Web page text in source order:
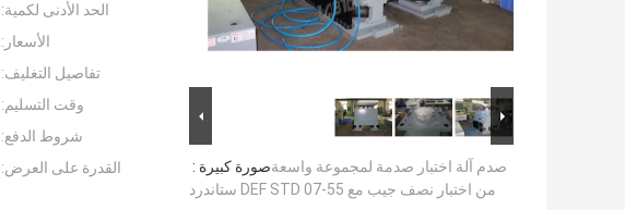
صورة كبيرة :صدم آلة اختبار صدمة لمجموعة واسعة
من اختبار نصف جيب مع DEF STD 07-55 ستاندرد
الحد الأدنى لكمية:
الأسعار:
تفاصيل التغليف:
وقت التسليم:
شروط الدفع:
القدرة على العرض: